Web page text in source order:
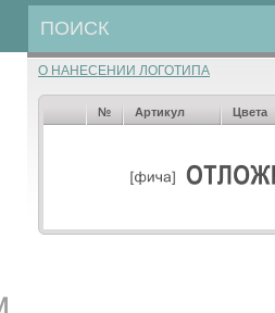
О НАНЕСЕНИИ ЛОГОТИПА
№ Артикул Цвета